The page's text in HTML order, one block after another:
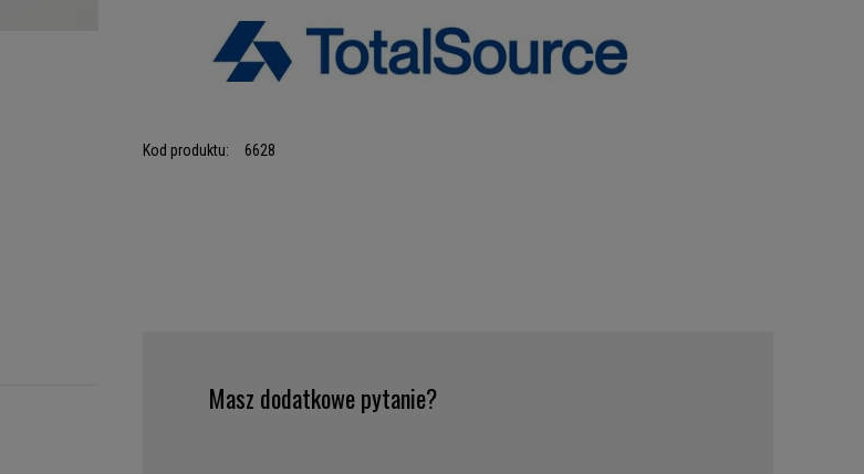
Kod produktu: 6628
Masz dodatkowe pytanie?